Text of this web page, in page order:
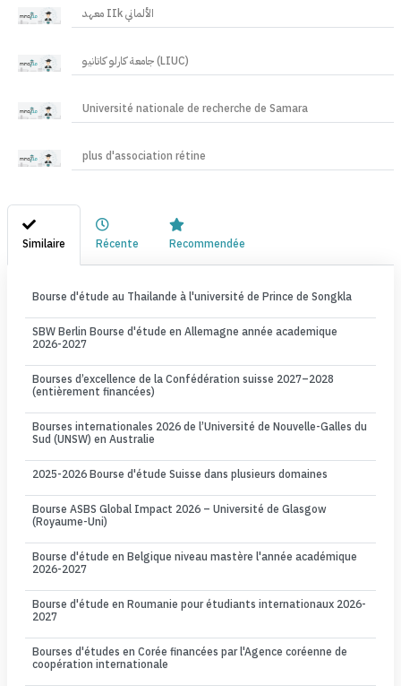
معهد IIk الألماني
جامعة كارلو كاتانيو (LIUC)
Université nationale de recherche de Samara
plus d'association rétine
Similaire Récente Recommendée
Bourse d'étude au Thailande à l'université de Prince de Songkla
SBW Berlin Bourse d'étude en Allemagne année academique
2026-2027
Bourses d’excellence de la Confédération suisse 2027–2028
(entièrement financées)
Bourses internationales 2026 de l’Université de Nouvelle-Galles du
Sud (UNSW) en Australie
2025-2026 Bourse d'étude Suisse dans plusieurs domaines
Bourse ASBS Global Impact 2026 – Université de Glasgow
(Royaume-Uni)
Bourse d'étude en Belgique niveau mastère l'année académique
2026-2027
Bourse d'étude en Roumanie pour étudiants internationaux 2026-
2027
Bourses d'études en Corée financées par l'Agence coréenne de
coopération internationale